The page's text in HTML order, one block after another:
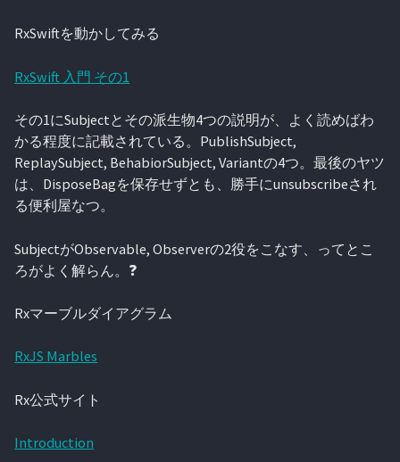
RxSwiftを動かしてみる
RxSwift 入門 その1
その1にSubjectとその派生物4つの説明が、よく読めばわ
かる程度に記載されている。PublishSubject,
ReplaySubject, BehabiorSubject, Variantの4つ。最後のヤツ
は、DisposeBagを保存せずとも、勝手にunsubscribeされ
る便利屋なつ。
SubjectがObservable, Observerの2役をこなす、ってとこ
ろがよく解らん。❓
Rxマーブルダイアグラム
RxJS Marbles
Rx公式サイト
Introduction